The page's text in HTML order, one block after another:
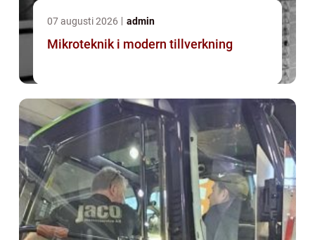
07 augusti 2026 admin
Mikroteknik i modern tillverkning